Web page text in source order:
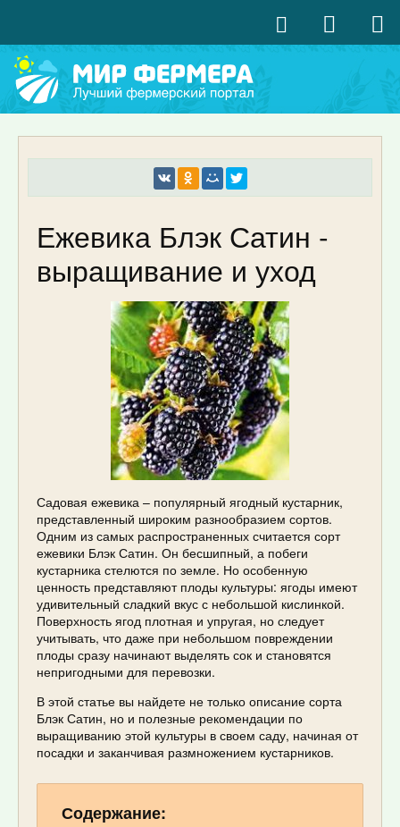
Ежевика Блэк Сатин -
выращивание и уход
Садовая ежевика – популярный ягодный кустарник,
представленный широким разнообразием сортов.
Одним из самых распространенных считается сорт
ежевики Блэк Сатин. Он бесшипный, а побеги
кустарника стелются по земле. Но особенную
ценность представляют плоды культуры: ягоды имеют
удивительный сладкий вкус с небольшой кислинкой.
Поверхность ягод плотная и упругая, но следует
учитывать, что даже при небольшом повреждении
плоды сразу начинают выделять сок и становятся
непригодными для перевозки.
В этой статье вы найдете не только описание сорта
Блэк Сатин, но и полезные рекомендации по
выращиванию этой культуры в своем саду, начиная от
посадки и заканчивая размножением кустарников.
Содержание: